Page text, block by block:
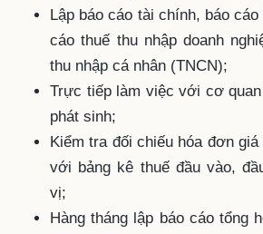
Lập báo cáo tài chính, báo
cáo thuế thu nhập doanh
thu nhập cá nhân (TNCN);
Trực tiếp làm việc với cơ
phát sinh;
Kiểm tra đối chiếu hóa đơn
với bảng kê thuế đầu vào,
vị;
Hàng tháng lập báo cáo tổng